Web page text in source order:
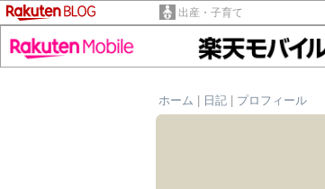
出産・子育て
ホーム 日記 プロフィール